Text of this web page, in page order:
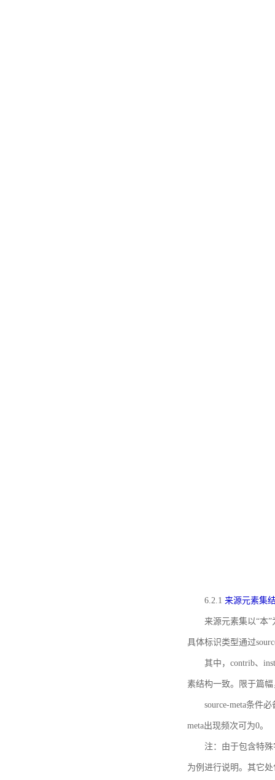
6.2.1 来源元素集
来源元素集以“本
具体标识类型通过
其中，contrib、
素结构一致。限于篇
source-meta条件
meta出现频次可为0。
注：由于包含特殊
为例进行说明。其它